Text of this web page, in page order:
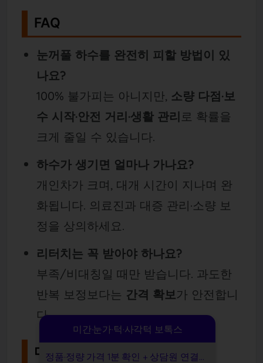
FAQ
눈꺼풀 하수를 완전히 피할 방법이 있
나요?
100% 불가피는 아니지만, 소량 다점·보
수 시작·안전 거리·생활 관리 로 확률을
크게 줄일 수 있습니다.
하수가 생기면 얼마나 가나요?
개인차가 크며, 대개 시간이 지나며 완
화됩니다. 의료진과 대증 관리·소량 보
정을 상의하세요.
리터치는 꼭 받아야 하나요?
부족/비대칭일 때만 받습니다. 과도한
반복 보정보다는 간격 확보가 안전합니
다.
마무리
미간·눈가·턱·사각턱 보톡스
정품·정량 가격 1분 확인 + 상담원 연결👉